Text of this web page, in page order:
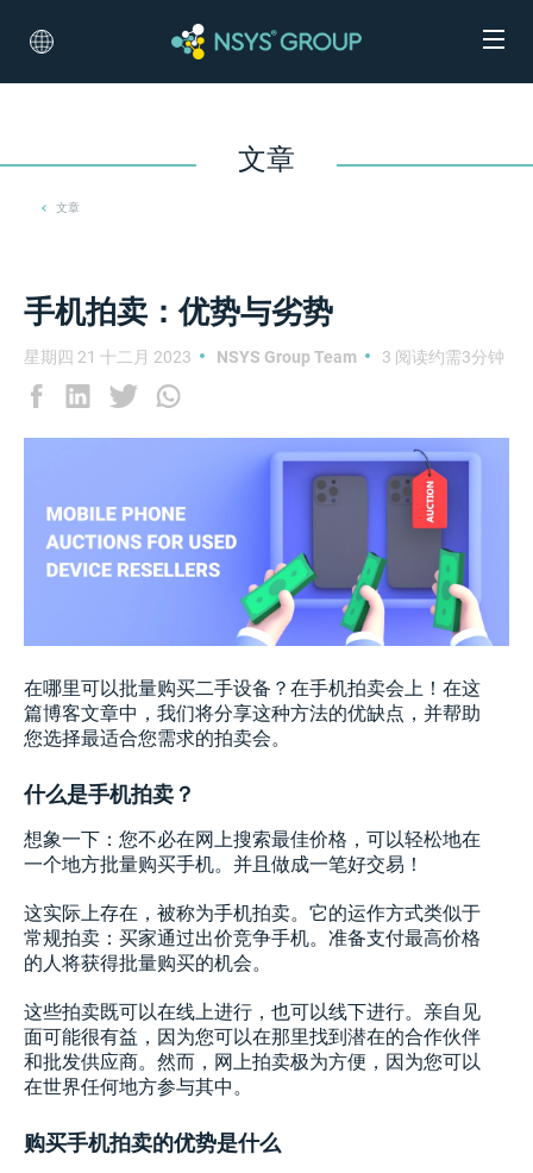
文章
文章
手机拍卖：优势与劣势
星期四 21 十二月 2023 NSYS Group Team 3 阅读约需3分钟
在哪里可以批量购买二手设备？在手机拍卖会上！在这
篇博客文章中，我们将分享这种方法的优缺点，并帮助
您选择最适合您需求的拍卖会。
什么是手机拍卖？
想象一下：您不必在网上搜索最佳价格，可以轻松地在
一个地方批量购买手机。并且做成一笔好交易！
这实际上存在，被称为手机拍卖。它的运作方式类似于
常规拍卖：买家通过出价竞争手机。准备支付最高价格
的人将获得批量购买的机会。
这些拍卖既可以在线上进行，也可以线下进行。亲自见
面可能很有益，因为您可以在那里找到潜在的合作伙伴
和批发供应商。然而，网上拍卖极为方便，因为您可以
在世界任何地方参与其中。
购买手机拍卖的优势是什么